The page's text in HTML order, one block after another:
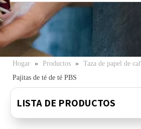
Hogar » Productos » Taza de papel de
Pajitas de té de té PBS
LISTA DE PRODUCTOS